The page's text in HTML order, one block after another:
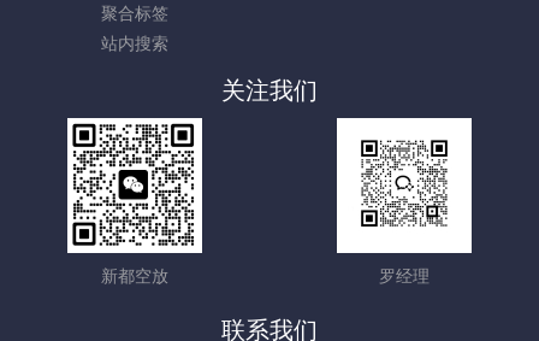
聚合标签
站内搜索
关注我们
新都空放 罗经理
联系我们